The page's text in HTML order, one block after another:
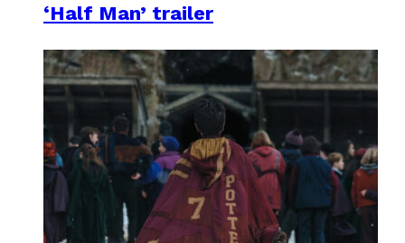
‘Half Man’ trailer